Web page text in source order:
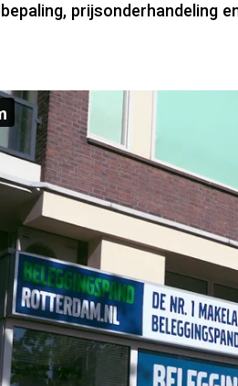
prijsonderhandeling